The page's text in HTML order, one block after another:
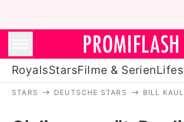
RoyalsStarsFilme & Serien
STARS DEUTSCHE STARS BILL